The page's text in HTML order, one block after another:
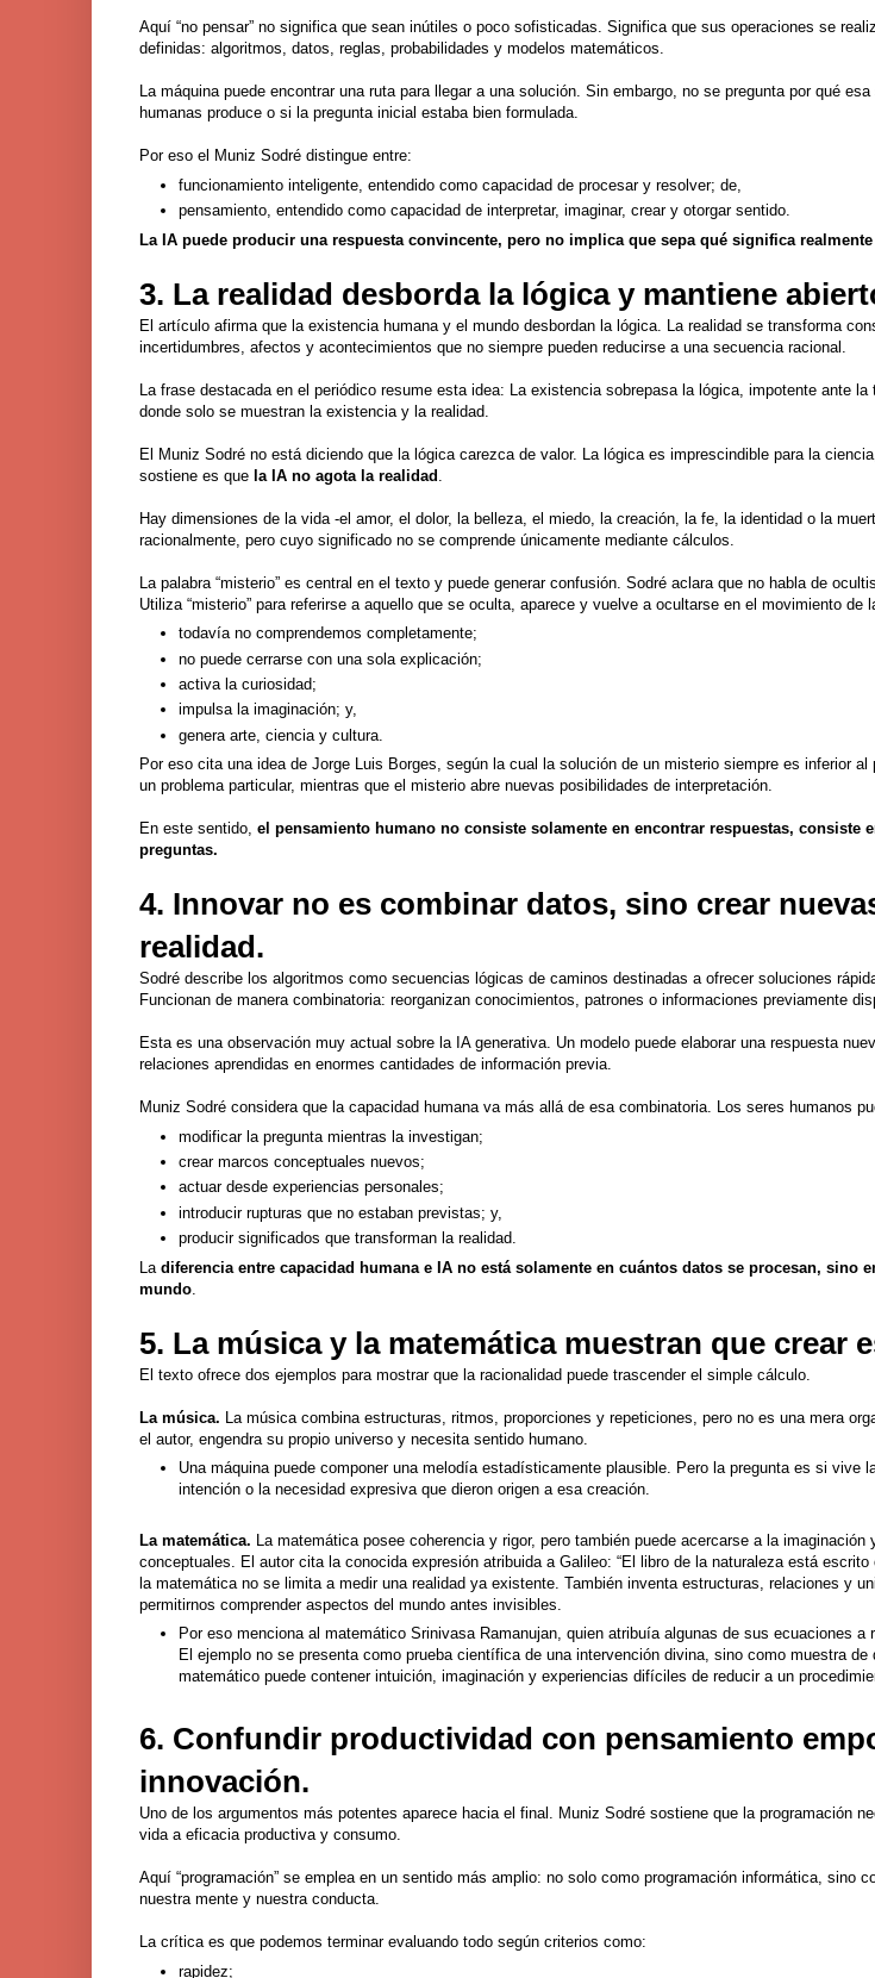
Aquí “no pensar” no significa que sean inútiles o poco sofisticadas. Significa que sus operaciones se
definidas: algoritmos, datos, reglas, probabilidades y modelos matemáticos.
La máquina puede encontrar una ruta para llegar a una solución. Sin embargo, no se pregunta por qué
humanas produce o si la pregunta inicial estaba bien formulada.
Por eso el Muniz Sodré distingue entre:
funcionamiento inteligente, entendido como capacidad de procesar y resolver; de,
pensamiento, entendido como capacidad de interpretar, imaginar, crear y otorgar sentido.
La IA puede producir una respuesta convincente, pero no implica que sepa qué significa
3. La realidad desborda la lógica y mantiene
El artículo afirma que la existencia humana y el mundo desbordan la lógica. La realidad se transforma
incertidumbres, afectos y acontecimientos que no siempre pueden reducirse a una secuencia racional.
La frase destacada en el periódico resume esta idea: La existencia sobrepasa la lógica, impotente ante
donde solo se muestran la existencia y la realidad.
El Muniz Sodré no está diciendo que la lógica carezca de valor. La lógica es imprescindible para la
sostiene es que la IA no agota la realidad
Hay dimensiones de la vida -el amor, el dolor, la belleza, el miedo, la creación, la fe, la identidad o la
racionalmente, pero cuyo significado no se comprende únicamente mediante cálculos.
La palabra “misterio” es central en el texto y puede generar confusión. Sodré aclara que no habla de
Utiliza “misterio” para referirse a aquello que se oculta, aparece y vuelve a ocultarse en el movimiento de
todavía no comprendemos completamente;
no puede cerrarse con una sola explicación;
activa la curiosidad;
impulsa la imaginación; y,
genera arte, ciencia y cultura.
Por eso cita una idea de Jorge Luis Borges, según la cual la solución de un misterio siempre es inferior
un problema particular, mientras que el misterio abre nuevas posibilidades de interpretación.
En este sentido, el pensamiento humano no consiste solamente en encontrar respuestas, consiste
preguntas.
4. Innovar no es combinar datos, sino crear
realidad.
Sodré describe los algoritmos como secuencias lógicas de caminos destinadas a ofrecer soluciones
Funcionan de manera combinatoria: reorganizan conocimientos, patrones o informaciones previamente
Esta es una observación muy actual sobre la IA generativa. Un modelo puede elaborar una respuesta
relaciones aprendidas en enormes cantidades de información previa.
Muniz Sodré considera que la capacidad humana va más allá de esa combinatoria. Los seres humanos
modificar la pregunta mientras la investigan;
crear marcos conceptuales nuevos;
actuar desde experiencias personales;
introducir rupturas que no estaban previstas; y,
producir significados que transforman la realidad.
La diferencia entre capacidad humana e IA no está solamente en cuántos datos se procesan, sino
mundo
5. La música y la matemática muestran que crear
El texto ofrece dos ejemplos para mostrar que la racionalidad puede trascender el simple cálculo.
La música. La música combina estructuras, ritmos, proporciones y repeticiones, pero no es una mera
el autor, engendra su propio universo y necesita sentido humano.
Una máquina puede componer una melodía estadísticamente plausible. Pero la pregunta es si vive
intención o la necesidad expresiva que dieron origen a esa creación.
La matemática.
La matemática posee coherencia y rigor, pero también puede acercarse a la
conceptuales. El autor cita la conocida expresión atribuida a Galileo: “El libro de la naturaleza está escrito
la matemática no se limita a medir una realidad ya existente. También inventa estructuras, relaciones y
permitirnos comprender aspectos del mundo antes invisibles.
Por eso menciona al matemático Srinivasa Ramanujan, quien atribuía algunas de sus ecuaciones a
El ejemplo no se presenta como prueba científica de una intervención divina, sino como muestra
matemático puede contener intuición, imaginación y experiencias difíciles de reducir a un
6. Confundir productividad con pensamiento
innovación.
Uno de los argumentos más potentes aparece hacia el final. Muniz Sodré sostiene que la programación
vida a eficacia productiva y consumo.
Aquí “programación” se emplea en un sentido más amplio: no solo como programación informática, sino
nuestra mente y nuestra conducta.
La crítica es que podemos terminar evaluando todo según criterios como:
rapidez;